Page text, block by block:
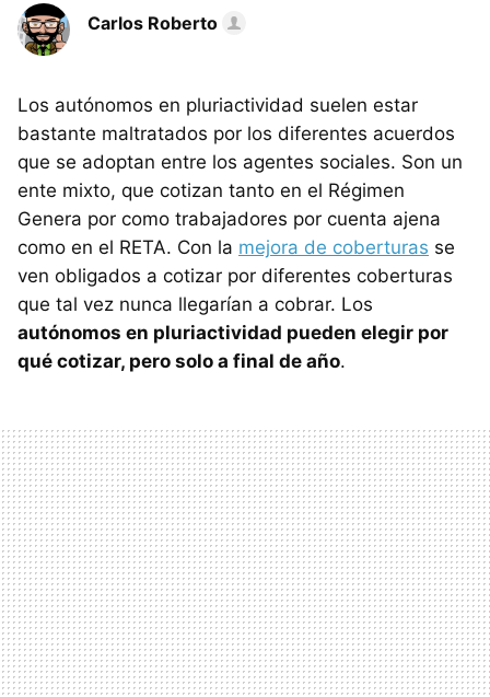
Carlos Roberto
Los autónomos en pluriactividad suelen estar
bastante maltratados por los diferentes acuerdos
que se adoptan entre los agentes sociales. Son un
ente mixto, que cotizan tanto en el Régimen
Genera por como trabajadores por cuenta ajena
como en el RETA. Con la mejora de coberturas se
ven obligados a cotizar por diferentes coberturas
que tal vez nunca llegarían a cobrar. Los
autónomos en pluriactividad pueden elegir por
qué cotizar, pero solo a final de año.